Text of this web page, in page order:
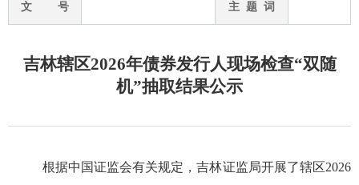
文 号 主 题 词
吉林辖区2026年债券发行人现场检查“双随
机”抽取结果公示
根据中国证监会有关规定，吉林证监局开展了辖区2026